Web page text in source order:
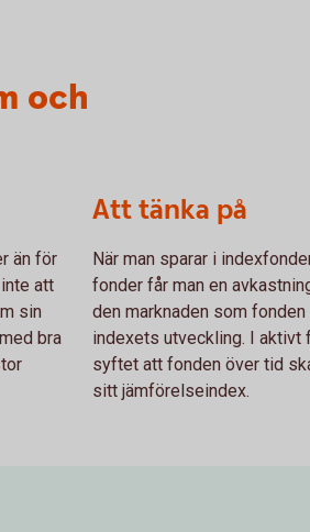
och
än för
att
sin
bra
Att tänka på
När man sparar i
fonder får man en
den marknaden som
indexets utveckling. I aktivt
syftet att fonden över tid
sitt jämförelseindex.